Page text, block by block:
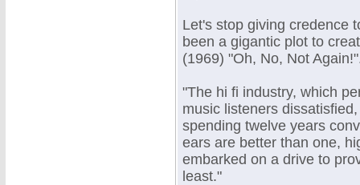
Let's stop giving credence
been a gigantic plot to
(1969) "Oh, No, Not
"The hi fi industry, which
music listeners
spending twelve years
ears are better than one,
embarked on a drive to
least."